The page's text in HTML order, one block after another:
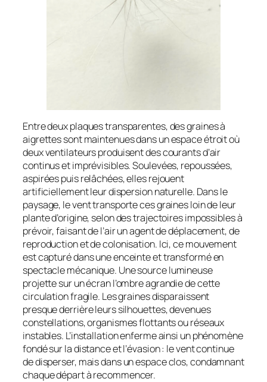
Entre deux plaques transparentes, des graines à
aigrettes sont maintenues dans un espace étroit où
deux ventilateurs produisent des courants d’air
continus et imprévisibles. Soulevées, repoussées,
aspirées puis relâchées, elles rejouent
artificiellement leur dispersion naturelle. Dans le
paysage, le vent transporte ces graines loin de leur
plante d’origine, selon des trajectoires impossibles à
prévoir, faisant de l’air un agent de déplacement, de
reproduction et de colonisation. Ici, ce mouvement
est capturé dans une enceinte et transformé en
spectacle mécanique. Une source lumineuse
projette sur un écran l’ombre agrandie de cette
circulation fragile. Les graines disparaissent
presque derrière leurs silhouettes, devenues
constellations, organismes flottants ou réseaux
instables. L’installation enferme ainsi un phénomène
fondé sur la distance et l’évasion : le vent continue
de disperser, mais dans un espace clos, condamnant
chaque départ à recommencer.